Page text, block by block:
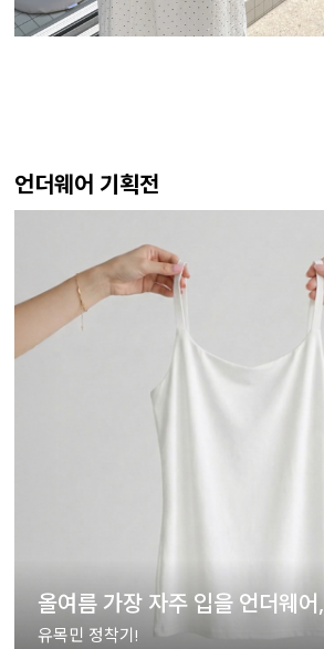
언더웨어 기획전
올여름 가장 자주 입을 언더웨어,
유목민 정착기!